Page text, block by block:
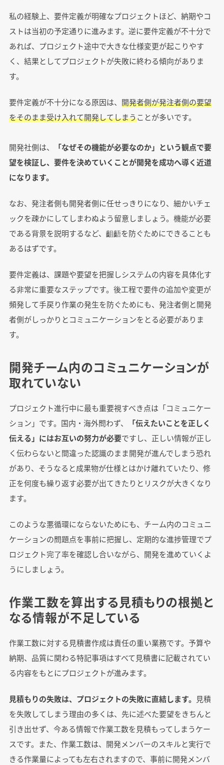
私の経験上、要件定義が明確なプロジェクトほど、納期やコ
ストは当初の予定通りに進みます。逆に要件定義が不十分で
あれば、プロジェクト途中で大きな仕様変更が起こりやす
く、結果としてプロジェクトが失敗に終わる傾向がありま
す。
要件定義が不十分になる原因は、 開発者側が発注者側の要望
をそのまま受け入れて開発してしまうことが多いです。
開発社側は、
「なぜその機能が必要なのか」という観点で要
望を検証し、要件を決めていくことが開発を成功へ導く近道
になります。
なお、発注者側も開発者側に任せっきりになり、細かいチェ
ックを疎かにしてしまわぬよう留意しましょう。機能が必要
である背景を説明するなど、齟齬を防ぐためにできることも
あるはずです。
要件定義は、課題や要望を把握しシステムの内容を具体化す
る非常に重要なステップです。後工程で要件の追加や変更が
頻発して手戻り作業の発生を防ぐためにも、発注者側と開発
者側がしっかりとコミュニケーションをとる必要がありま
す。
開発チーム内のコミュニケーションが
取れていない
プロジェクト進行中に最も重要視すべき点は「コミュニケー
ション」です。国内・海外問わず、
「伝えたいことを正しく
伝える」にはお互いの努力が必要ですし、正しい情報が正し
く伝わらないと間違った認識のまま開発が進んでしまう恐れ
があり、そうなると成果物が仕様とはかけ離れていたり、修
正を何度も繰り返す必要が出てきたりとリスクが大きくなり
ます。
このような悪循環にならないためにも、チーム内のコミュニ
ケーションの問題点を事前に把握し、定期的な進捗管理でプ
ロジェクト完了率を確認し合いながら、開発を進めていくよ
うにしましょう。
作業工数を算出する見積もりの根拠と
なる情報が不足している
作業工数に対する見積書作成は責任の重い業務です。予算や
納期、品質に関わる特記事項はすべて見積書に記載されてい
る内容をもとにプロジェクトが進みます。
見積もりの失敗は、プロジェクトの失敗に直結します。 見積
を失敗してしまう理由の多くは、先に述べた要望をきちんと
引き出せず、今ある情報で作業工数を見積もってしまうケー
スです。また、作業工数は、開発メンバーのスキルと実行で
きる作業量によっても左右されますので、事前に開発メンバ